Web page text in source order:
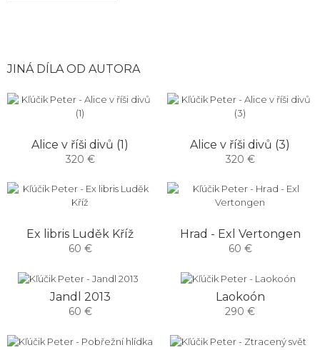
JINÁ DÍLA OD AUTORA
Alice v říši divů (1)
320 €
Alice v říši divů (3)
320 €
Ex libris Luděk Kříž
60 €
Hrad - Exl Vertongen
60 €
Jandl 2013
60 €
Laokoón
290 €